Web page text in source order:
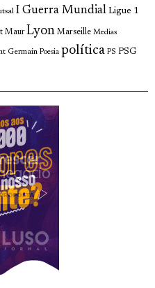
I Guerra Mundial Ligue 1
Maur Lyon Marseille Medias
Germain Poesia política PS PSG